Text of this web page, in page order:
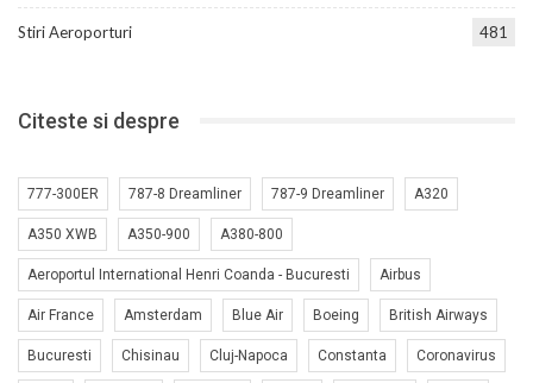
Stiri Aeroporturi 481
Citeste si despre
777-300ER 787-8 Dreamliner 787-9 Dreamliner A320
A350 XWB A350-900 A380-800
Aeroportul International Henri Coanda - Bucuresti Airbus
Air France Amsterdam Blue Air Boeing British Airways
Bucuresti Chisinau Cluj-Napoca Constanta Coronavirus